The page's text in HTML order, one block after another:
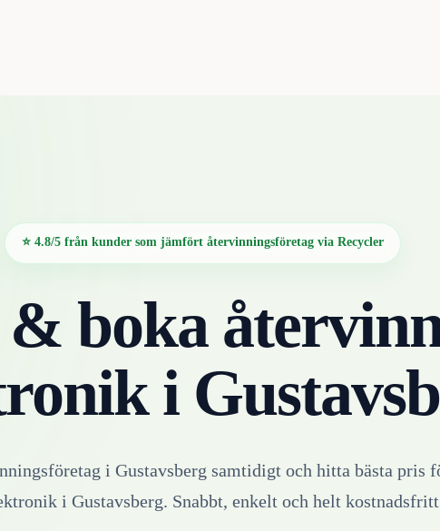
⭐ 4.8/5 från kunder som jämfört återvinningsföretag via Recycler
boka
i
i Gustavsberg samtidigt och hitta bästa pris
i Gustavsberg. Snabbt, enkelt och helt